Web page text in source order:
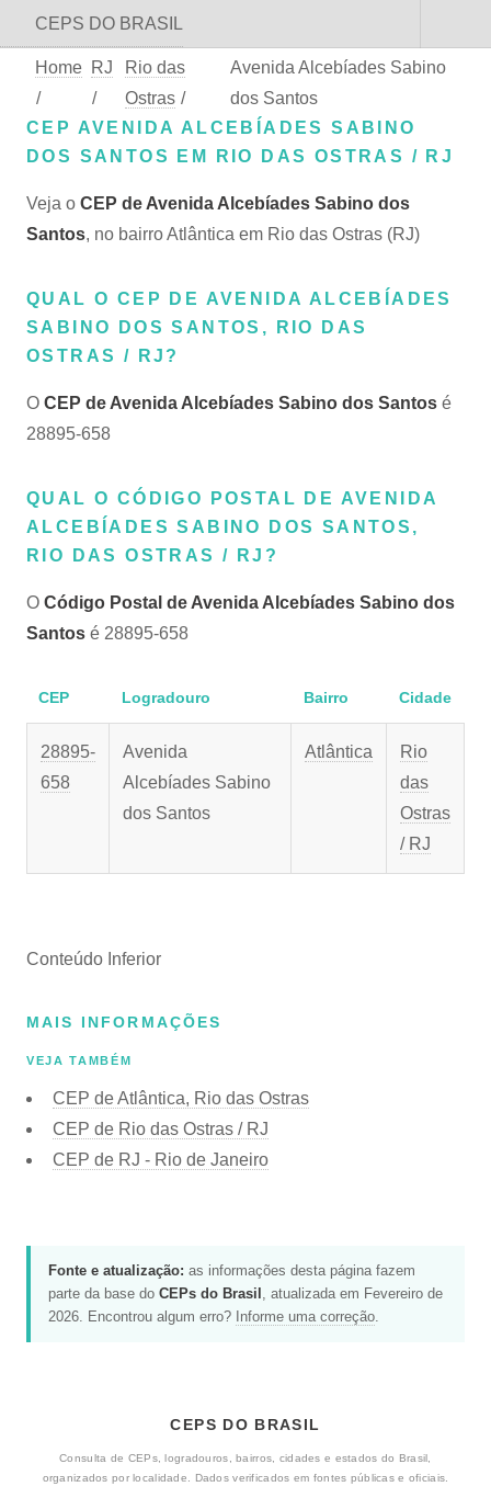
CEPS DO BRASIL
Home
/
RJ
/
Rio das
Ostras /
Avenida Alcebíades Sabino
dos Santos
CEP AVENIDA ALCEBÍADES SABINO
DOS SANTOS EM RIO DAS OSTRAS / RJ
Veja o CEP de Avenida Alcebíades Sabino dos
Santos, no bairro Atlântica em Rio das Ostras (RJ)
QUAL O CEP DE AVENIDA ALCEBÍADES
SABINO DOS SANTOS, RIO DAS
OSTRAS / RJ?
O CEP de Avenida Alcebíades Sabino dos Santos é
28895-658
QUAL O CÓDIGO POSTAL DE AVENIDA
ALCEBÍADES SABINO DOS SANTOS,
RIO DAS OSTRAS / RJ?
O Código Postal de Avenida Alcebíades Sabino dos
Santos é 28895-658
CEP Logradouro Bairro Cidade
28895-
658
Avenida
Alcebíades Sabino
dos Santos
Atlântica
Rio
das
Ostras
/ RJ
Conteúdo Inferior
MAIS INFORMAÇÕES
VEJA TAMBÉM
CEP de Atlântica, Rio das Ostras
CEP de Rio das Ostras / RJ
CEP de RJ - Rio de Janeiro
Fonte e atualização: as informações desta página fazem
parte da base do CEPs do Brasil , atualizada em Fevereiro de
2026. Encontrou algum erro? Informe uma correção.
CEPS DO BRASIL
Consulta de CEPs, logradouros, bairros, cidades e estados do Brasil,
organizados por localidade. Dados verificados em fontes públicas e oficiais.